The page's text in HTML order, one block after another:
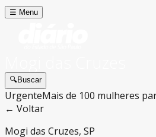
☰ Menu
🔍Buscar
UrgenteMais de 100 mulheres
← Voltar
Mogi das Cruzes, SP